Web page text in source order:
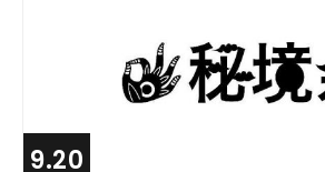
9.20